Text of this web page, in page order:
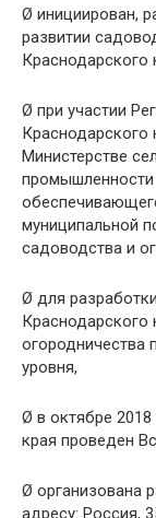
Ø инициирован,
развитии
Краснодарского
Ø при участии
Краснодарского
Министерстве
промышленности
муниципальной
садоводства и
Ø для
Краснодарского
огородничества
уровня,
Ø в октябре
края проведен
Ø организована
адресу: Россия,